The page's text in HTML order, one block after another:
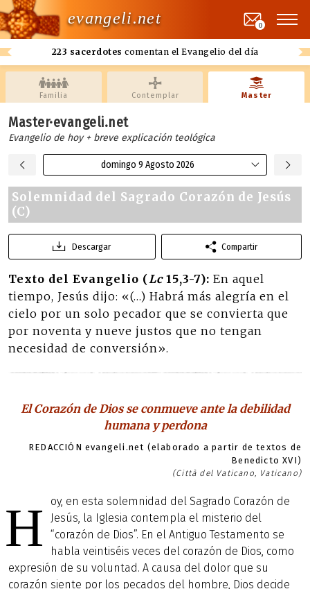
evangeli.net
223 sacerdotes comentan el Evangelio del día
0
Familia Contemplar Master
Master·evangeli.net
Evangelio de hoy + breve explicación teológica
domingo 9 Agosto 2026
Solemnidad del Sagrado Corazón de Jesús
(C)
Descargar Compartir
Texto del Evangelio (Lc15,3-7): En aquel
tiempo, Jesús dijo: «(…) Habrá más alegría en el
cielo por un solo pecador que se convierta que
por noventa y nueve justos que no tengan
necesidad de conversión».
El Corazón de Dios se conmueve ante la debilidad
humana y perdona
REDACCIÓN evangeli.net (elaborado a partir de textos de
Benedicto XVI)
(Città del Vaticano, Vaticano)
H
oy, en esta solemnidad del Sagrado Corazón de
Jesús, la Iglesia contempla el misterio del
“corazón de Dios”. En el Antiguo Testamento se
habla veintiséis veces del corazón de Dios, como
expresión de su voluntad. A causa del dolor que su
corazón siente por los pecados del hombre, Dios decide